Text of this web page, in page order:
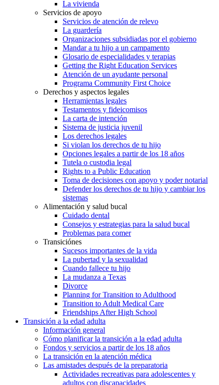
La vivienda
Servicios de apoyo
Servicios de atención de relevo
La guardería
Organizaciones subsidiadas por el gobierno
Mandar a tu hijo a un campamento
Glosario de especialidades y terapias
Getting the Right Education Services
Atención de un ayudante personal
Programa Community First Choice
Derechos y aspectos legales
Herramientas legales
Testamentos y fideicomisos
La carta de intención
Sistema de justicia juvenil
Los derechos legales
Si violan los derechos de tu hijo
Opciones legales a partir de los 18 años
Tutela o custodia legal
Rights to a Public Education
Toma de decisiones con apoyo y poder notarial
Defender los derechos de tu hijo y cambiar los
sistemas
Alimentación y salud bucal
Cuidado dental
Consejos y estrategias para la salud bucal
Problemas para comer
Transiciónes
Sucesos importantes de la vida
La pubertad y la sexualidad
Cuando fallece tu hijo
La mudanza a Texas
Divorce
Planning for Transition to Adulthood
Transition to Adult Medical Care
Friendships After High School
Transición a la edad adulta
Información general
Cómo planificar la transición a la edad adulta
Fondos y servicios a partir de los 18 años
La transición en la atención médica
Las amistades después de la preparatoria
Actividades recreativas para adolescentes y
adultos con discapacidades